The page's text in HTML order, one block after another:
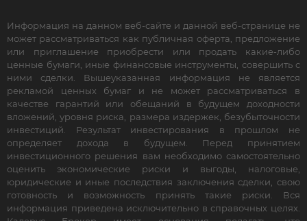
Информация на данном веб-сайте и данной веб-странице не
может рассматриваться как публичная оферта, предложение
или приглашение приобрести или продать какие-либо
ценные бумаги, иные финансовые инструменты, совершить с
ними сделки. Вышеуказанная информация не является
рекламой ценных бумаг и не может рассматриваться в
качестве гарантий или обещаний в будущем доходности
вложений, уровня риска, размера издержек, безубыточности
инвестиций. Результат инвестирования в прошлом не
определяет дохода в будущем. Перед принятием
инвестиционного решения вам необходимо самостоятельно
оценить экономические риски и выгоды, налоговые,
юридические и иные последствия заключения сделки, свою
готовность и возможность принять такие риски. Вся
информация приведена исключительно в справочных целях.